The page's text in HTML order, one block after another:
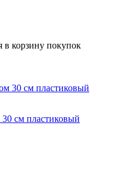
в корзину покупок
см пластиковый